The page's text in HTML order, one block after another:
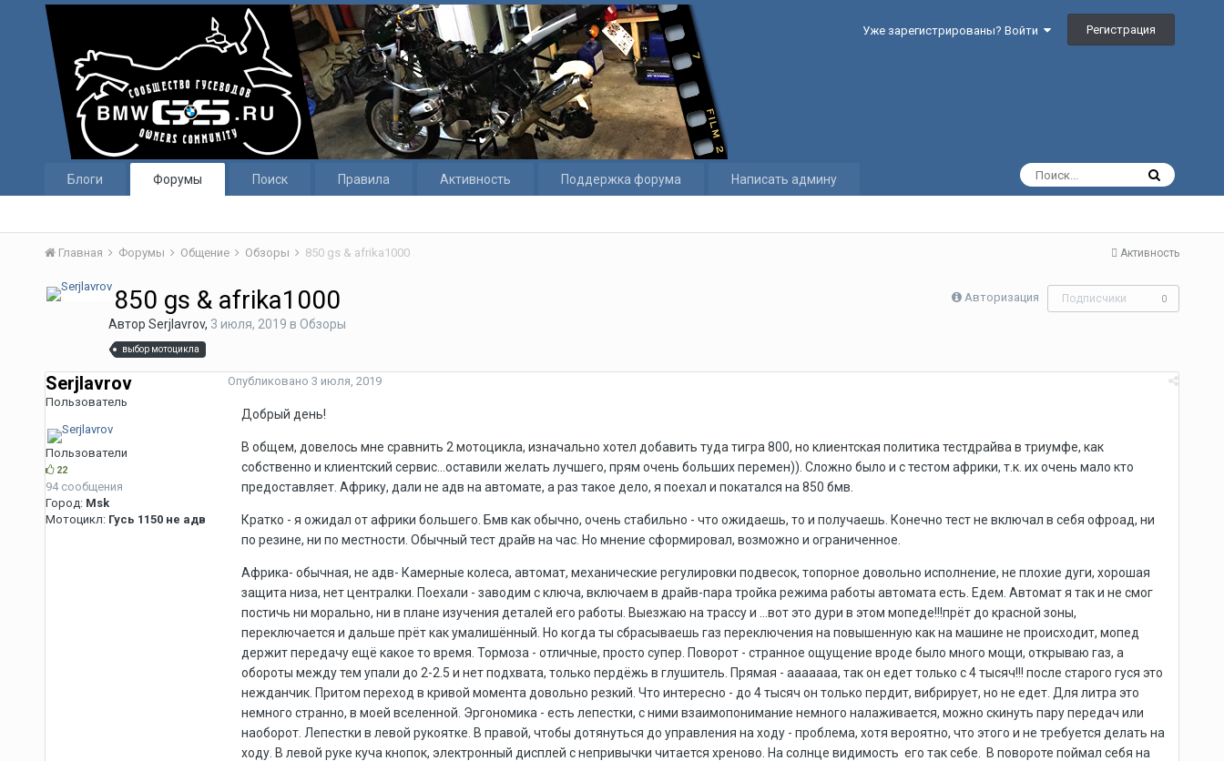
Уже зарегистрированы? Войти Регистрация
Блоги Форумы Поиск Правила Активность Поддержка форума Написать админу
Активность
Главная Форумы Общение Обзоры 850 gs & afrika1000
Авторизация Подписчики 0
850 gs & afrika1000
Автор Serjlavrov, 3 июля, 2019 в Обзоры
выбор мотоцикла
Serjlavrov
Пользователь
Пользователи
22
94 сообщения
Город: Msk
Мотоцикл: Гусь 1150 не адв
Опубликовано 3 июля, 2019
Добрый день!
В общем, довелось мне сравнить 2 мотоцикла, изначально хотел добавить туда тигра 800, но клиентская политика тестдрайва в триумфе, как
собственно и клиентский сервис...оставили желать лучшего, прям очень больших перемен)). Сложно было и с тестом африки, т.к. их очень мало кто
предоставляет. Африку, дали не адв на автомате, а раз такое дело, я поехал и покатался на 850 бмв.
Кратко - я ожидал от африки большего. Бмв как обычно, очень стабильно - что ожидаешь, то и получаешь. Конечно тест не включал в себя офроад, ни
по резине, ни по местности. Обычный тест драйв на час. Но мнение сформировал, возможно и ограниченное.
Африка- обычная, не адв- Камерные колеса, автомат, механические регулировки подвесок, топорное довольно исполнение, не плохие дуги, хорошая
защита низа, нет централки. Поехали - заводим с ключа, включаем в драйв-пара тройка режима работы автомата есть. Едем. Автомат я так и не смог
постичь ни морально, ни в плане изучения деталей его работы. Выезжаю на трассу и ...вот это дури в этом мопеде!!!прёт до красной зоны,
переключается и дальше прёт как умалишённый. Но когда ты сбрасываешь газ переключения на повышенную как на машине не происходит, мопед
держит передачу ещё какое то время. Тормоза - отличные, просто супер. Поворот - странное ощущение вроде было много мощи, открываю газ, а
обороты между тем упали до 2-2.5 и нет подхвата, только пердёжь в глушитель. Прямая - ааааааа, так он едет только с 4 тысяч!!! после старого гуся это
нежданчик. Притом переход в кривой момента довольно резкий. Что интересно - до 4 тысяч он только пердит, вибрирует, но не едет. Для литра это
немного странно, в моей вселенной. Эргономика - есть лепестки, с ними взаимопонимание немного налаживается, можно скинуть пару передач или
наоборот. Лепестки в левой рукоятке. В правой, чтобы дотянуться до управления на ходу - проблема, хотя вероятно, что этого и не требуется делать на
ходу. В левой руке куча кнопок, электронный дисплей с непривычки читается хреново. На солнце видимость его так себе. В повороте поймал себя на